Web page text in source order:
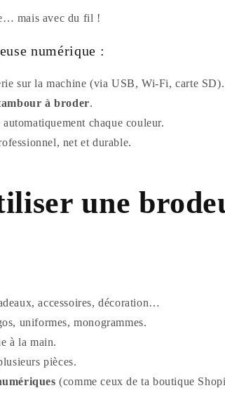
mais avec du fil !
numérique :
sur la machine (via USB, Wi-Fi, carte SD).
à broder.
chaque couleur.
net et durable.
une
accessoires, décoration…
uniformes, monogrammes.
à la main.
pièces.
(comme ceux de ta boutique